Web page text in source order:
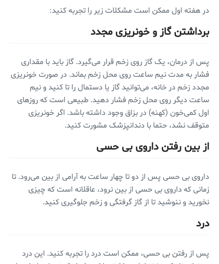
در هفته اول ممکن است مشکلات زیر را تجربه کنید:
برداشتن گاز و خونریزی مجدد
پس از درمان، یک گاز روی زخم قرار می‌گیرد. گاز باید با مقداری
فشار به مدت نیم ساعت روی محل زخم بماند. در صورت خونریزی
مجدد زخم در خانه، می‌توانید گاز یا دستمال را تا کنید و نیم
ساعت دیگر روی محل زخم فشار دهید. طبیعی است که روزهای
اول کمی‌خون (کهنه) در بزاق وجود داشته باشد. اگر خونریزی
متوقف نشد، حتما با دندانپزشک مشورت کنید.
از بین رفتن داروی بی حسی
داروی بی حسی پس از دو تا چهار ساعت به آرامی ‌از بین می‌رود. تا
زمانی که داروی بی حسی از بین نرود، عاقلانه است که چیزی
نخورید و ننوشید تا از گاز گرفتگی و زخم جلوگیری کنید.
درد
پس از رفتن بی حسی، ممکن است درد را تجربه کنید. این درد